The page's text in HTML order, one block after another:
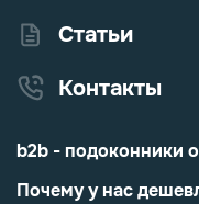
Статьи
Контакты
b2b - подоконники
Почему у нас